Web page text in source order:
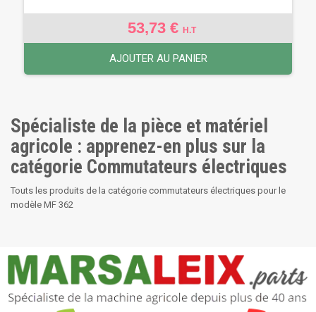
53,73 € H.T
AJOUTER AU PANIER
Spécialiste de la pièce et matériel
agricole : apprenez-en plus sur la
catégorie Commutateurs électriques
Touts les produits de la catégorie commutateurs électriques pour le
modèle MF 362